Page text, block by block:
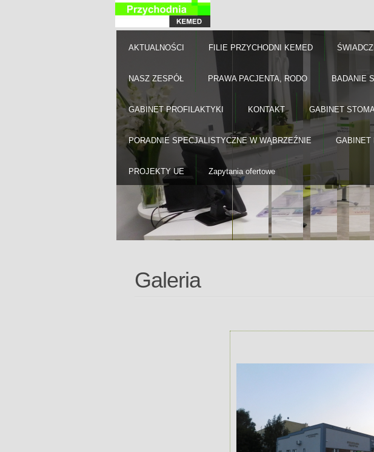
AKTUALNOŚCI FILIE PRZYCHODNI KEMED
NASZ ZESPÓŁ PRAWA PACJENTA, RODO BADANIE
GABINET PROFILAKTYKI KONTAKT GABINET
PORADNIE SPECJALISTYCZNE W WĄBRZEŹNIE GABINET
PROJEKTY UE Zapytania ofertowe
Galeria